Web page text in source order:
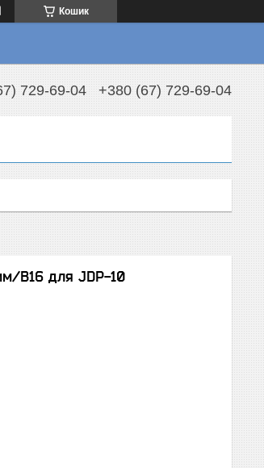
Кошик
729-69-04 +380 (67) 729-69-04
В16 для JDP-10